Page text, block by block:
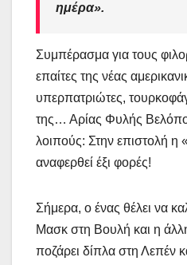
ημέρα».
Συμπέρασμα για τους
επαίτες της νέας
υπερπατριώτες,
της… Αρίας Φυλής
λοιπούς: Στην επιστολή η
αναφερθεί έξι φορές!
Σήμερα, ο ένας θέλει να
Μασκ στη Βουλή και η
ποζάρει δίπλα στη Λεπέν